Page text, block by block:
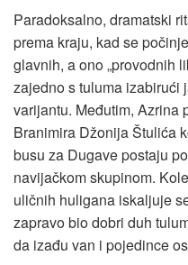
Paradoksalno, dramatski
prema kraju, kad se
glavnih, a ono „provodnih
zajedno s tuluma izabirući
varijantu. Međutim, Azrina
Branimira Džonija Štulića
busu za Dugave postaju
navijačkom skupinom.
uličnih huligana iskaljuje
zapravo bio dobri duh
da izađu van i pojedince